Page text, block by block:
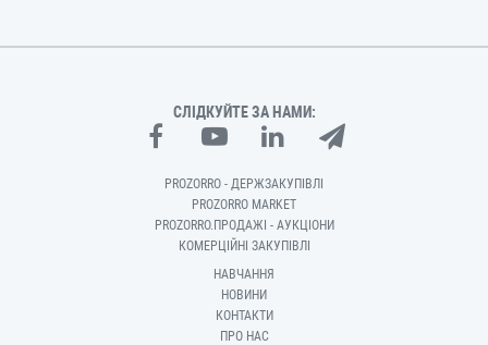
СЛІДКУЙТЕ ЗА НАМИ:
PROZORRO - ДЕРЖЗАКУПІВЛІ
PROZORRO MARKET
PROZORRO.ПРОДАЖІ - АУКЦІОНИ
КОМЕРЦІЙНІ ЗАКУПІВЛІ
НАВЧАННЯ
НОВИНИ
КОНТАКТИ
ПРО НАС